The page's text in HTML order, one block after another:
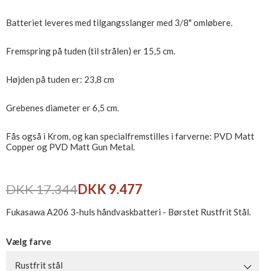
Batteriet leveres med tilgangsslanger med 3/8" omløbere.
Fremspring på tuden (til strålen) er 15,5 cm.
Højden på tuden er: 23,8 cm
Grebenes diameter er 6,5 cm.
Fås også i Krom, og kan specialfremstilles i farverne: PVD Matt
Copper og PVD Matt Gun Metal.
DKK 17.344DKK 9.477
Fukasawa A206 3-huls håndvaskbatteri - Børstet Rustfrit Stål.
Vælg farve
Rustfrit stål